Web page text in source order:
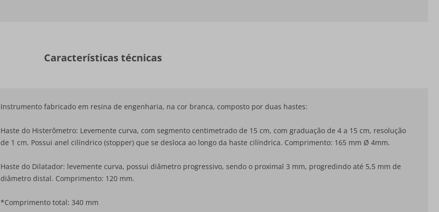
Características técnicas
Instrumento fabricado em resina de engenharia, na cor branca, composto por duas hastes:
Haste do Histerômetro: Levemente curva, com segmento centimetrado de 15 cm, com graduação de 4 a 15 cm, resolução
de 1 cm. Possui anel cilíndrico (stopper) que se desloca ao longo da haste cilíndrica. Comprimento: 165 mm Ø 4mm.
Haste do Dilatador: levemente curva, possui diâmetro progressivo, sendo o proximal 3 mm, progredindo até 5,5 mm de
diâmetro distal. Comprimento: 120 mm.
*Comprimento total: 340 mm